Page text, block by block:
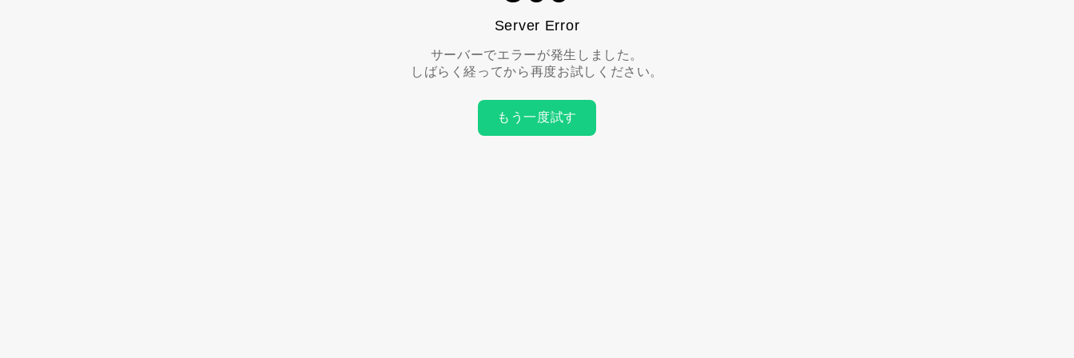
Server Error
サーバーでエラーが発生しました。
しばらく経ってから再度お試しください。
もう一度試す